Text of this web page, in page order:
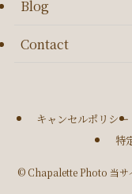
Blog
Contact
キャンセルポリシー
特
© Chapalette Photo 当サ